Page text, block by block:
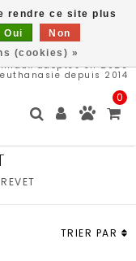
adoptés en 2026
euthanasie depuis 2014
0
TRIER PAR
rendre ce site plus
Oui
Non
(cookies) »
de 89$*